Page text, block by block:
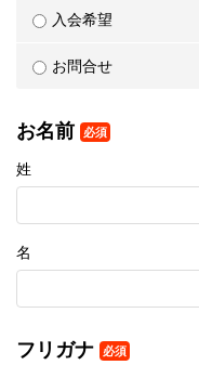
入会希望
お問合せ
お名前 必須
姓
名
フリガナ 必須